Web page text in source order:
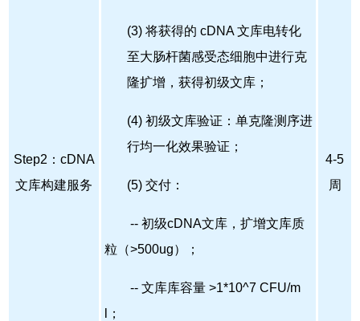
Step2：cDNA
文库构建服务
(3) 将获得的 cDNA 文库电转化
至大肠杆菌感受态细胞中进行克
隆扩增，获得初级文库；
(4) 初级文库验证：单克隆测序进
行均一化效果验证；
(5) 交付：
-- 初级cDNA文库，扩增文库质
粒（>500ug）；
-- 文库库容量 >1*10^7 CFU/m
l；
4-5
周